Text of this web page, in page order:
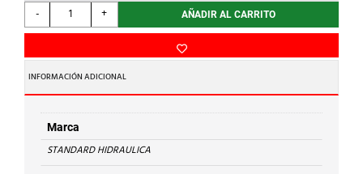
-
STANDARD
HIDRAULICA
REDUCCION
M-
H
243
Cu
18-
15
+ AÑADIR AL CARRITO
INFORMACIÓN ADICIONAL
Marca
STANDARD HIDRAULICA